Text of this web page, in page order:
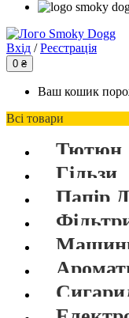
Вхід / Реєстрація
0 ₴
Ваш кошик
Всі товари
Тютюн
Гільзи
Папір